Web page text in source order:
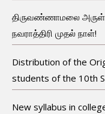
திருவண்ணாமலை
நவராத்திரி முதல் நாள்!
Distribution of the
students of the 10th
New syllabus in